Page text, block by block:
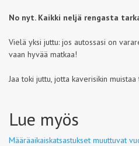
No nyt. Kaikki neljä rengasta
Vielä yksi juttu: jos autossasi on
vaan hyvää matkaa!
Jaa toki juttu, jotta kaverisikin
Lue myös
Määräaikaiskatsastukset muuttuvat